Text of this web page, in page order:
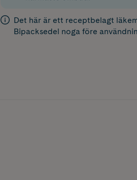
Det här är ett receptbelagt
Bipacksedel noga före